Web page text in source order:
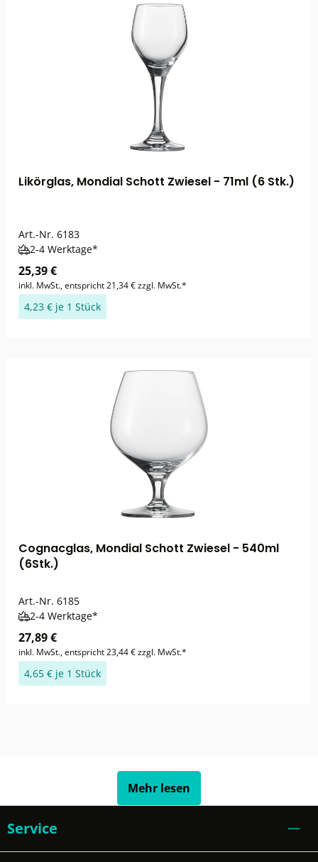
Likörglas, Mondial Schott Zwiesel - 71ml (6 Stk.)
Art.-Nr. 6183
2-4 Werktage*
25,39 €
inkl. MwSt., entspricht 21,34 € zzgl. MwSt.*
4,23 € je 1 Stück
Cognacglas, Mondial Schott Zwiesel - 540ml
(6Stk.)
Art.-Nr. 6185
2-4 Werktage*
27,89 €
inkl. MwSt., entspricht 23,44 € zzgl. MwSt.*
4,65 € je 1 Stück
Mehr lesen
Service